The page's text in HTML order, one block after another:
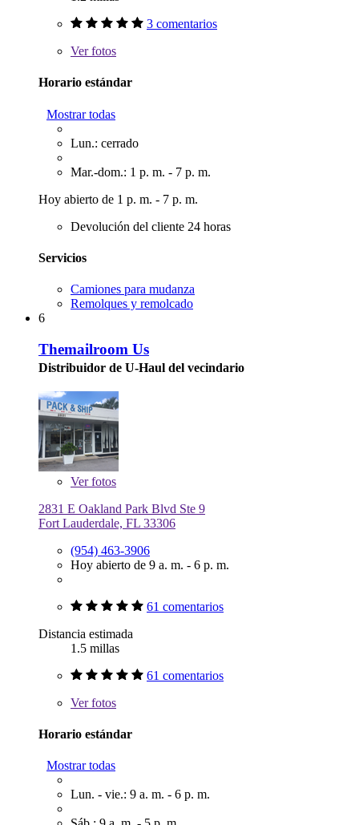
3 comentarios
Verfotos
Horario estándar
Mostrar todas
Lun.: cerrado
Mar.-dom.: 1 p. m. - 7 p. m.
Hoy abierto de 1 p. m. - 7 p. m.
Devolución del cliente 24 horas
Servicios
Camiones para mudanza
Remolques y remolcado
6
Themailroom Us
Distribuidor de U-Haul del vecindario
Verfotos
2831 E Oakland Park Blvd Ste 9
Fort Lauderdale, FL 33306
(954) 463-3906
Hoy abierto de 9 a. m. - 6 p. m.
61 comentarios
Distancia estimada
1.5 millas
61 comentarios
Verfotos
Horario estándar
Mostrar todas
Lun. - vie.: 9 a. m. - 6 p. m.